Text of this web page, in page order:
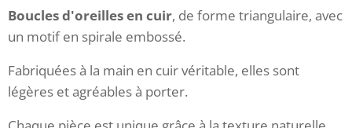
Boucles d'oreilles en cuir, de forme triangulaire, avec
un motif en spirale embossé.
Fabriquées à la main en cuir véritable, elles sont
légères et agréables à porter.